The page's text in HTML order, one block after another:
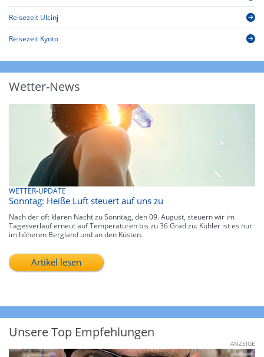
Reisezeit Ulcinj
Reisezeit Kyoto
Wetter-News
WETTER-UPDATE
Sonntag: Heiße Luft steuert auf uns zu
Nach der oft klaren Nacht zu Sonntag, den 09. August, steuern wir im
Tagesverlauf erneut auf Temperaturen bis zu 36 Grad zu. Kühler ist es nur
im höheren Bergland und an den Küsten.
Artikel lesen
Unsere Top Empfehlungen
ANZEIGE